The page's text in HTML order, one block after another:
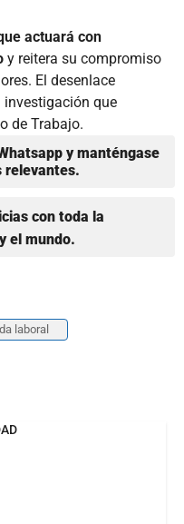
actuará con
y reitera su compromiso
El desenlace
investigación que
de Trabajo.
y manténgase
relevantes.
con toda la
el mundo.
laboral